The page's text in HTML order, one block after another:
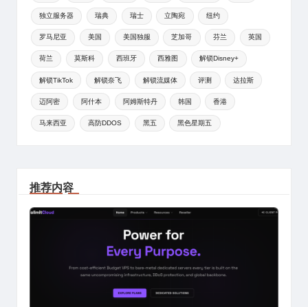
独立服务器 瑞典 瑞士 立陶宛 纽约
罗马尼亚 美国 美国独服 芝加哥 芬兰 英国
荷兰 莫斯科 西班牙 西雅图 解锁Disney+
解锁TikTok 解锁奈飞 解锁流媒体 评测 达拉斯
迈阿密 阿什本 阿姆斯特丹 韩国 香港
马来西亚 高防DDOS 黑五 黑色星期五
推荐内容